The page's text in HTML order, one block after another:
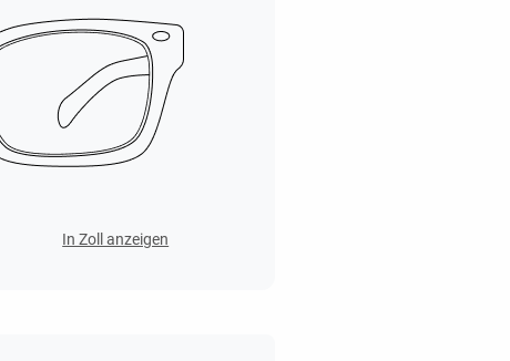
In Zoll anzeigen